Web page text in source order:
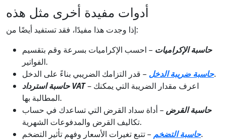
أدوات مفيدة أخرى مثل هذه
إذا وجدت هذا مفيدًا، فقد تستفيد أيضًا من:
حاسبة الإكراميات – احسب الإكراميات بسرعة وقم بتقسيم
الفواتير.
حاسبة ضريبة الدخل– قدر التزامك الضريبي بناءً على الدخل.
حاسبة استرداد VAT– اعرف مقدار الضريبة التي يمكنك
المطالبة بها.
حاسبة القرض – أداة سداد القرض التي تساعدك في حساب
تكاليف القرض والمدفوعات الشهرية.
حاسبة التضخم– تتبع تغيرات الأسعار وفهم تأثير التضخم.